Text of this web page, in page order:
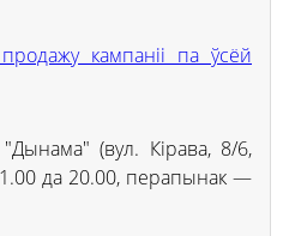
продажу кампаніі па ўсёй
(вул. Кірава, 8/6,
да 20.00, перапынак —